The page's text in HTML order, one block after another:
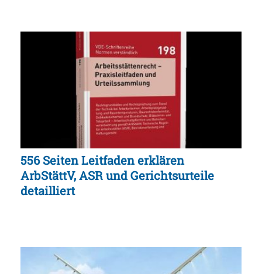
556 Seiten Leitfaden erklären
ArbStättV, ASR und Gerichtsurteile
detailliert